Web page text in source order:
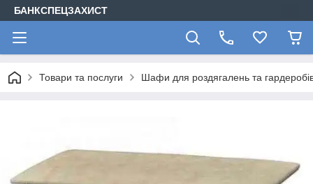
БАНКСПЕЦЗАХИСТ
Товари та послуги Шафи для роздягалень та